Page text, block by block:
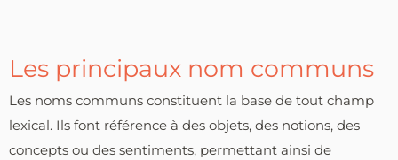
Les principaux nom communs
Les noms communs constituent la base de tout champ
lexical. Ils font référence à des objets, des notions, des
concepts ou des sentiments, permettant ainsi de